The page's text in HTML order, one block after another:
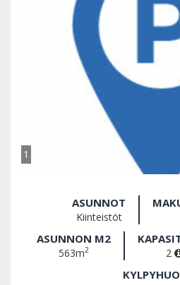
1
ASUNNOT
Kiinteistöt
ASUNNON M2
563m2 2